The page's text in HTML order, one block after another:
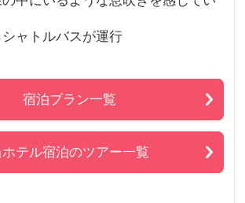
ャトルバスが運行
宿泊プラン一覧
ホテル宿泊のツアー一覧